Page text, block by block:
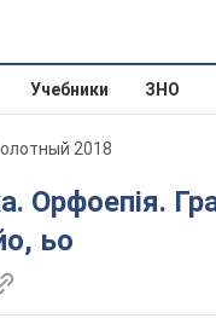
Учебники ЗНО
2018
ьо